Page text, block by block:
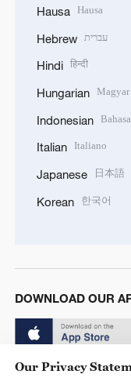
Hausa Hausa
Hebrew עברית
Hindi हिन्दी
Hungarian Magyar
Indonesian
Italian Italiano
Japanese 日本語
Korean 한국어
DOWNLOAD OUR
Our Privacy